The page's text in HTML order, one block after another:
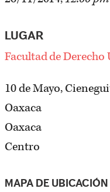
LUGAR
Facultad de Derecho
10 de Mayo,
Oaxaca
Oaxaca
Centro
MAPA DE UBICACIÓN